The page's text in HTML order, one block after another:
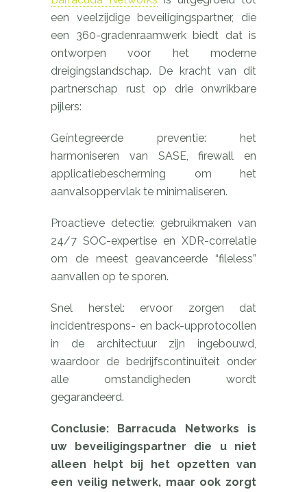
een veelzijdige beveiligingspartner, die
een 360-gradenraamwerk biedt dat is
ontworpen voor het moderne
dreigingslandschap. De kracht van dit
partnerschap rust op drie onwrikbare
pijlers:
Geïntegreerde preventie: het
harmoniseren van SASE, firewall en
applicatiebescherming om het
aanvalsoppervlak te minimaliseren.
Proactieve detectie: gebruikmaken van
24/7 SOC-expertise en XDR-correlatie
om de meest geavanceerde “fileless”
aanvallen op te sporen.
Snel herstel: ervoor zorgen dat
incidentrespons- en back-upprotocollen
in de architectuur zijn ingebouwd,
waardoor de bedrijfscontinuïteit onder
alle omstandigheden wordt
gegarandeerd.
Conclusie: Barracuda Networks is
uw beveiligingspartner die u niet
alleen helpt bij het opzetten van
een veilig netwerk, maar ook zorgt